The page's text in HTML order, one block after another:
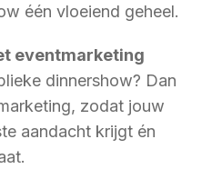
één vloeiend geheel.
eventmarketing
dinnershow? Dan
zodat jouw
aandacht krijgt én